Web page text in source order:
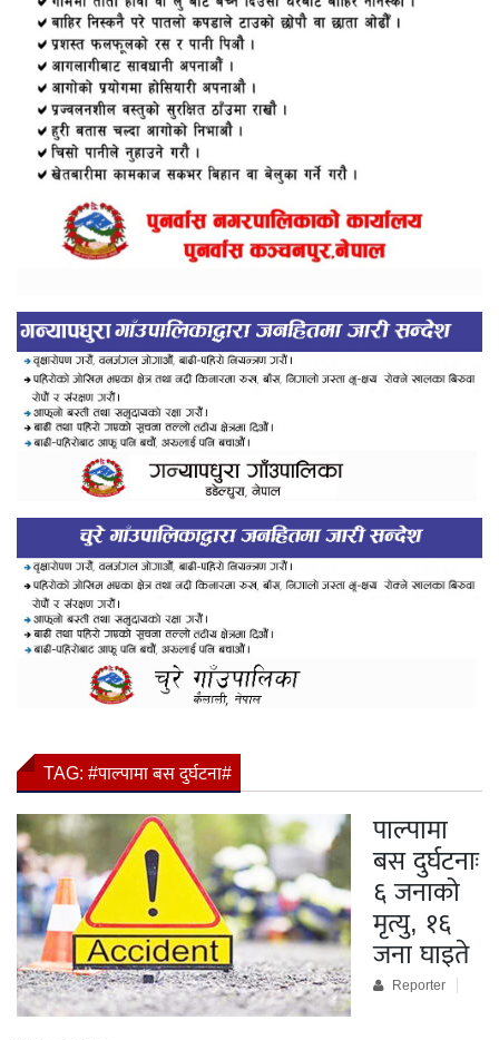
TAG: #पाल्पामा बस दुर्घटना#
पाल्पामा
बस दुर्घटनाः
६ जनाको
मृत्यु, १६
जना घाइते
Reporter